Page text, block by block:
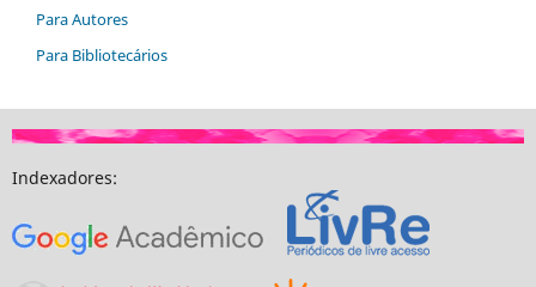
Para Autores
Para Bibliotecários
Indexadores: